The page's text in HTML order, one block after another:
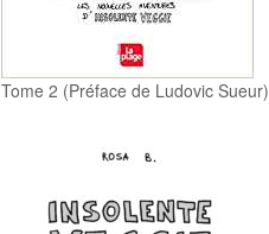
Tome 2 (Préface de Ludovic Sueur)